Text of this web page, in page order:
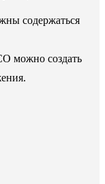
содержаться
можно создать